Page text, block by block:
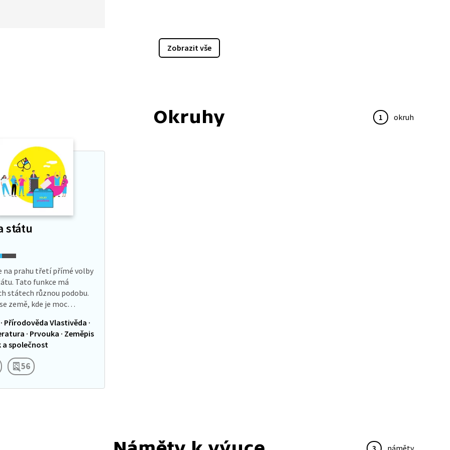
volbu tohoto
Zobrazit vše
Okruhy 1 okruh
státu
na prahu třetí přímé volby
Tato funkce má
státech různou podobu.
země, kde je moc
a i takové,
zastává…
Přírodověda Vlastivěda ·
· Prvouka · Zeměpis
a společnost
56
3 náměty